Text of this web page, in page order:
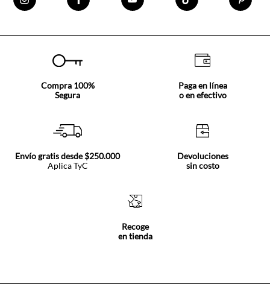
Compra 100%
Segura
Paga en línea
o en efectivo
Envío gratis desde $250.000
Aplica TyC
Devoluciones
sin costo
Recoge
en tienda